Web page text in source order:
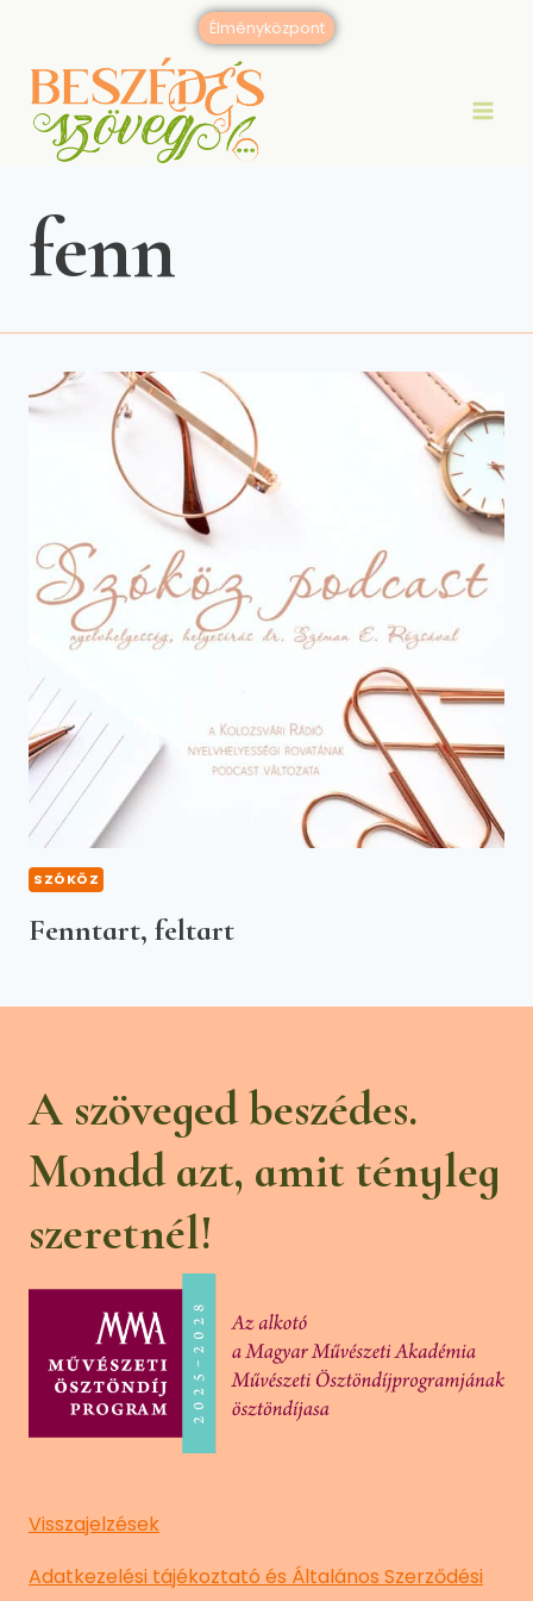
content
Élményközpont
fenn
SZÓKÖZ
Fenntart, feltart
A szöveged beszédes.
Mondd azt, amit tényleg
szeretnél!
Visszajelzések
Adatkezelési tájékoztató és Általános Szerződési